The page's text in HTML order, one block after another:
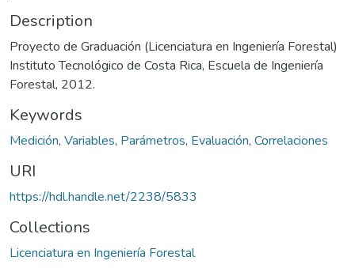
Description
Proyecto de Graduación (Licenciatura en Ingeniería Forestal)
Instituto Tecnológico de Costa Rica, Escuela de Ingeniería
Forestal, 2012.
Keywords
Medición, Variables, Parámetros, Evaluación, Correlaciones
URI
https://hdl.handle.net/2238/5833
Collections
Licenciatura en Ingeniería Forestal